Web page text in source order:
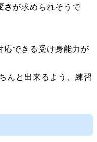
さ が求められそうで
応できる受け身能力が
んと出来るよう、練習